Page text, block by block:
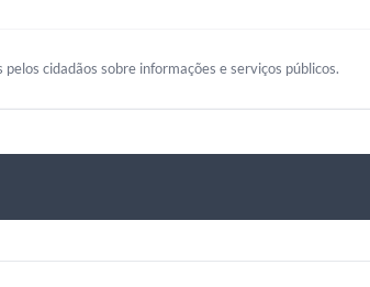
pelos cidadãos sobre informações e serviços públicos.